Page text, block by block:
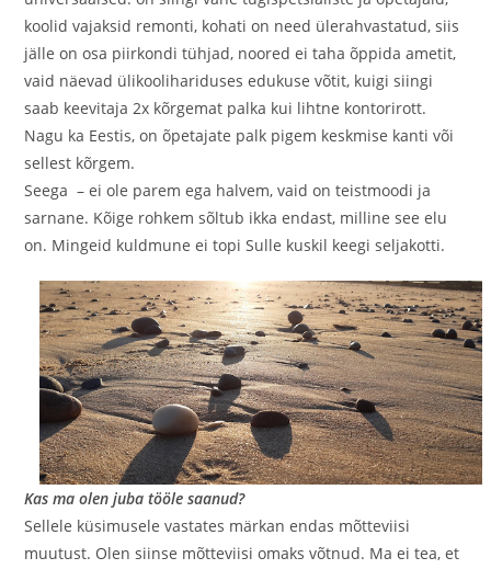
koolid vajaksid remonti, kohati on need ülerahvastatud, siis
jälle on osa piirkondi tühjad, noored ei taha õppida ametit,
vaid näevad ülikoolihariduses edukuse võtit, kuigi siingi
saab keevitaja 2x kõrgemat palka kui lihtne kontorirott.
Nagu ka Eestis, on õpetajate palk pigem keskmise kanti või
sellest kõrgem.
Seega – ei ole parem ega halvem, vaid on teistmoodi ja
sarnane. Kõige rohkem sõltub ikka endast, milline see elu
on. Mingeid kuldmune ei topi Sulle kuskil keegi seljakotti.
Kas ma olen juba tööle saanud?
Sellele küsimusele vastates märkan endas mõtteviisi
muutust. Olen siinse mõtteviisi omaks võtnud. Ma ei tea, et